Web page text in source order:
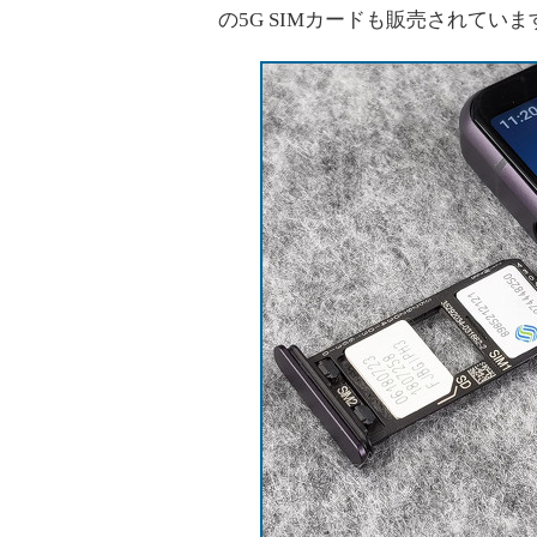
の5G SIMカードも販売されていま